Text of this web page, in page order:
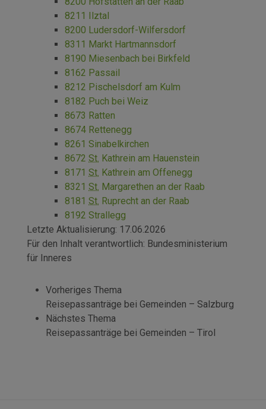
8211 Ilztal
8200 Ludersdorf-Wilfersdorf
8311 Markt Hartmannsdorf
8190 Miesenbach bei Birkfeld
8162 Passail
8212 Pischelsdorf am Kulm
8182 Puch bei Weiz
8673 Ratten
8674 Rettenegg
8261 Sinabelkirchen
8672 St. Kathrein am Hauenstein
8171 St. Kathrein am Offenegg
8321 St. Margarethen an der Raab
8181 St. Ruprecht an der Raab
8192 Strallegg
Letzte Aktualisierung: 17.06.2026
Für den Inhalt verantwortlich: Bundesministerium
für Inneres
Vorheriges Thema
Reisepassanträge bei Gemeinden – Salzburg
Nächstes Thema
Reisepassanträge bei Gemeinden – Tirol